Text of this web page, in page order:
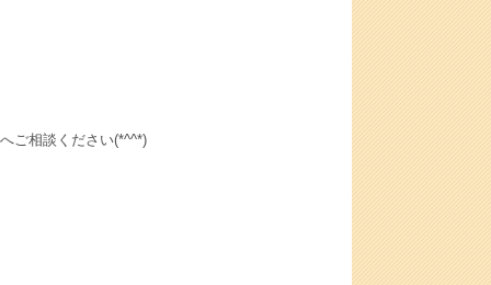
ご相談ください(*^^*)